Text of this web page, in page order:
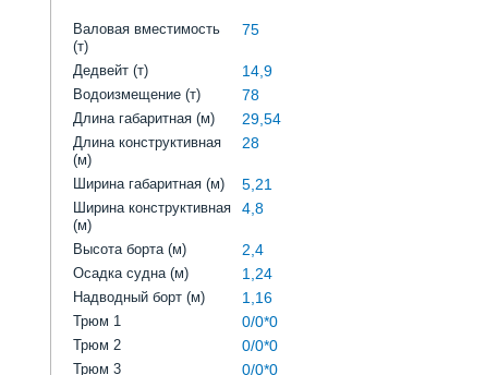
Валовая вместимость
(т)
75
Дедвейт (т) 14,9
Водоизмещение (т) 78
Длина габаритная (м) 29,54
Длина конструктивная
(м)
28
Ширина габаритная (м) 5,21
Ширина конструктивная
(м)
4,8
Высота борта (м) 2,4
Осадка судна (м) 1,24
Надводный борт (м) 1,16
Трюм 1 0/0*0
Трюм 2 0/0*0
Трюм 3 0/0*0